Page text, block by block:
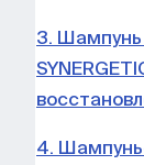
3. Шампунь
4.